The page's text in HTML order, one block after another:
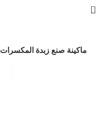
0
ماكينة صنع زبدة المكسرات